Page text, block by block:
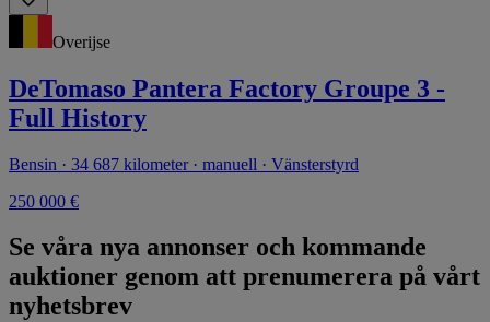
Overijse
DeTomaso Pantera Factory Groupe 3 -
Full History
Bensin · 34 687 kilometer · manuell · Vänsterstyrd
250 000 €
Se våra nya annonser och kommande
auktioner genom att prenumerera på vårt
nyhetsbrev